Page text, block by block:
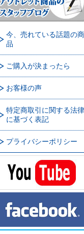
今、売れている話題の商
品
ご購入が決まったら
お客様の声
特定商取引に関する法律
に基づく表記
プライバシーポリシー